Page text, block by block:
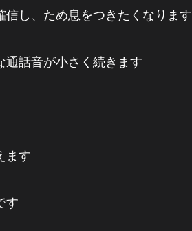
し、ため息をつきたくなります
通話音が小さく続きます
ます
す